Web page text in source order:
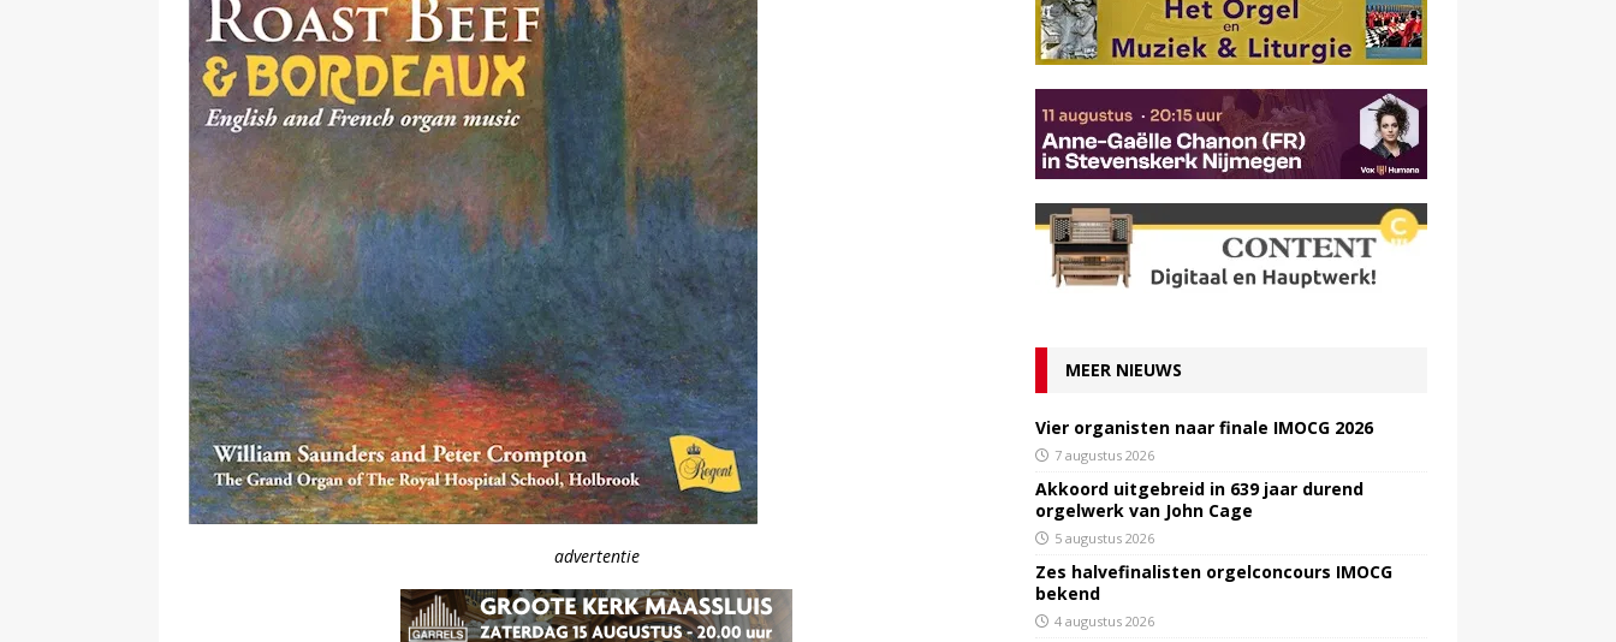
advertentie
MEER NIEUWS
Vier organisten naar finale IMOCG 2026
7 augustus 2026
Akkoord uitgebreid in 639 jaar durend
orgelwerk van John Cage
5 augustus 2026
Zes halvefinalisten orgelconcours IMOCG
bekend
4 augustus 2026